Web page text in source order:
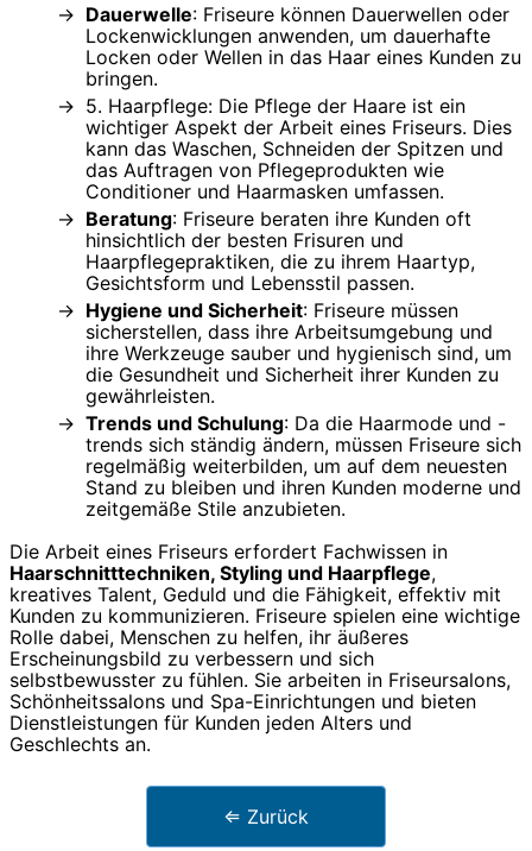
Dauerwelle: Friseure können Dauerwellen oder
Lockenwicklungen anwenden, um dauerhafte
Locken oder Wellen in das Haar eines Kunden zu
bringen.
5. Haarpflege: Die Pflege der Haare ist ein
wichtiger Aspekt der Arbeit eines Friseurs. Dies
kann das Waschen, Schneiden der Spitzen und
das Auftragen von Pflegeprodukten wie
Conditioner und Haarmasken umfassen.
Beratung: Friseure beraten ihre Kunden oft
hinsichtlich der besten Frisuren und
Haarpflegepraktiken, die zu ihrem Haartyp,
Gesichtsform und Lebensstil passen.
Hygiene und Sicherheit: Friseure müssen
sicherstellen, dass ihre Arbeitsumgebung und
ihre Werkzeuge sauber und hygienisch sind, um
die Gesundheit und Sicherheit ihrer Kunden zu
gewährleisten.
Trends und Schulung: Da die Haarmode und -
trends sich ständig ändern, müssen Friseure sich
regelmäßig weiterbilden, um auf dem neuesten
Stand zu bleiben und ihren Kunden moderne und
zeitgemäße Stile anzubieten.
Die Arbeit eines Friseurs erfordert Fachwissen in
Haarschnitttechniken, Styling und Haarpflege,
kreatives Talent, Geduld und die Fähigkeit, effektiv mit
Kunden zu kommunizieren. Friseure spielen eine wichtige
Rolle dabei, Menschen zu helfen, ihr äußeres
Erscheinungsbild zu verbessern und sich
selbstbewusster zu fühlen. Sie arbeiten in Friseursalons,
Schönheitssalons und Spa-Einrichtungen und bieten
Dienstleistungen für Kunden jeden Alters und
Geschlechts an.
⇐ Zurück